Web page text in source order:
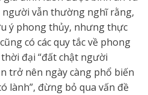
vẫn thường nghĩ rằng,
ý phong thủy, nhưng thực
có các quy tắc về phong
đại “đất chật người
trở nên ngày càng phổ biến
lành”, đừng bỏ qua vấn đề